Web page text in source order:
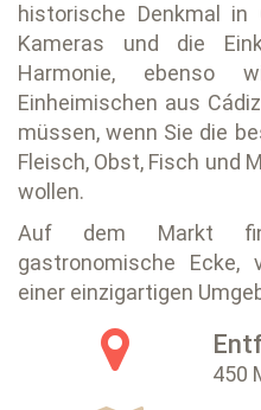
historische Denkmal
Kameras und die
Harmonie, ebenso
Einheimischen aus
müssen, wenn Sie die
Fleisch, Obst, Fisch und
wollen.
Auf dem Markt
gastronomische Ecke,
einer einzigartigen
450